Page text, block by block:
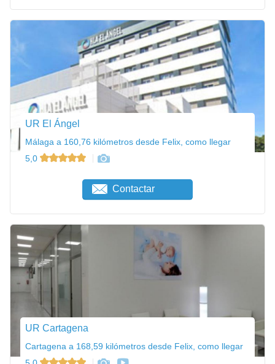
UR El Ángel
Málaga a 160,76 kilómetros desde Felix, como llegar
5,0
Contactar
UR Cartagena
Cartagena a 168,59 kilómetros desde Felix, como llegar